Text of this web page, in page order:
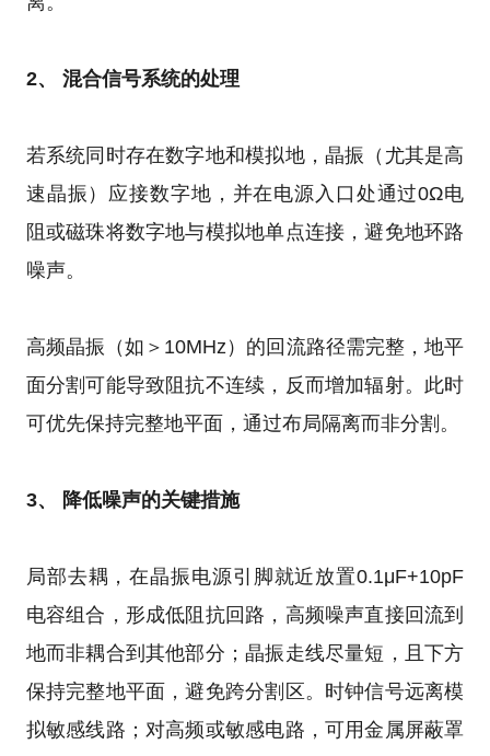
2、 混合信号系统的处理
若系统同时存在数字地和模拟地，晶振（尤其是高
速晶振）应接数字地，并在电源入口处通过0Ω电
阻或磁珠将数字地与模拟地单点连接，避免地环路
噪声。
高频晶振（如＞10MHz）的回流路径需完整，地平
面分割可能导致阻抗不连续，反而增加辐射。此时
可优先保持完整地平面，通过布局隔离而非分割。
3、 降低噪声的关键措施
局部去耦，在晶振电源引脚就近放置0.1μF+10pF
电容组合，形成低阻抗回路，高频噪声直接回流到
地而非耦合到其他部分；晶振走线尽量短，且下方
保持完整地平面，避免跨分割区。时钟信号远离模
拟敏感线路；对高频或敏感电路，可用金属屏蔽罩